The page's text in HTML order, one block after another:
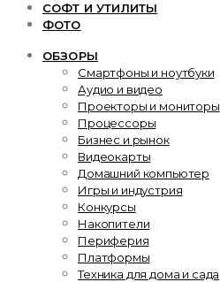
СОФТ И УТИЛИТЫ
ФОТО
ОБЗОРЫ
Смартфоны и ноутбуки
Аудио и видео
Проекторы и мониторы
Процессоры
Бизнес и рынок
Видеокарты
Домашний компьютер
Игры и индустрия
Конкурсы
Накопители
Периферия
Платформы
Техника для дома и сада